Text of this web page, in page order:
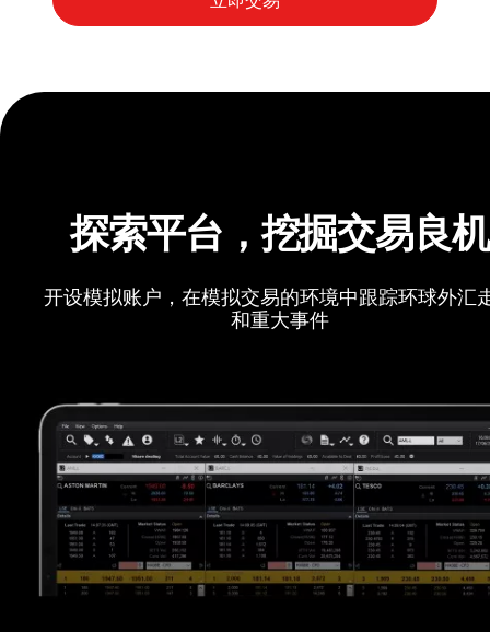
探索平台，挖掘交易良机
开设模拟账户，在模拟交易的环境中跟踪环球外汇
和重大事件